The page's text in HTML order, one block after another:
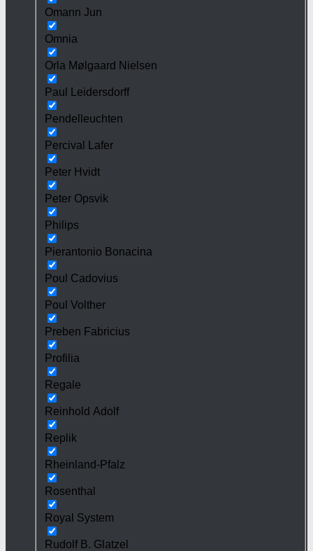
Omann Jun
Omnia
Orla Mølgaard Nielsen
Paul Leidersdorff
Pendelleuchten
Percival Lafer
Peter Hvidt
Peter Opsvik
Philips
Pierantonio Bonacina
Poul Cadovius
Poul Volther
Preben Fabricius
Profilia
Regale
Reinhold Adolf
Replik
Rheinland-Pfalz
Rosenthal
Royal System
Rudolf B. Glatzel